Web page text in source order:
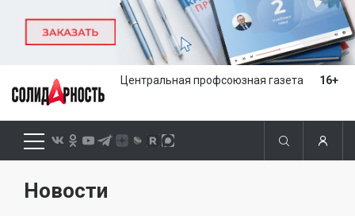
Центральная профсоюзная газета 16+
Новости